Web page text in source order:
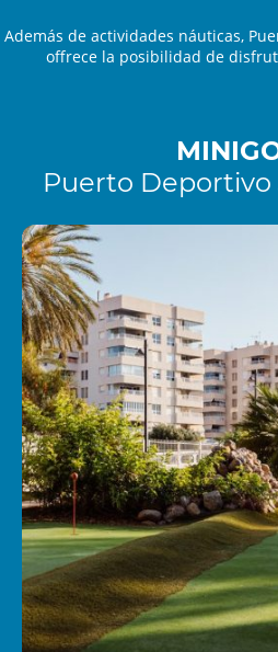
Además de actividades náuticas,
offrece la posibilidad de
Puerto